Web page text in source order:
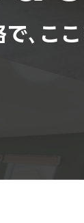
､こ